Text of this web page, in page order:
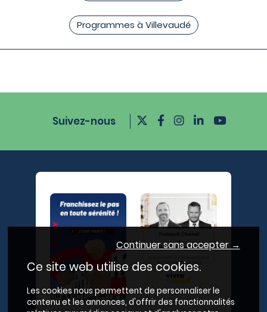
Programmes à Villevaudé
Suivez-nous
Continuer sans accepter →
Ce site web utilise des cookies.
Les cookies nous permettent de personnaliser le
contenu et les annonces, d'offrir des fonctionnalités